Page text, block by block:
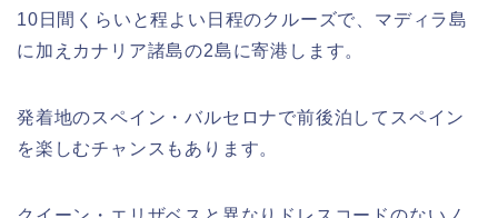
10日間くらいと程よい日程のクルーズで、マディラ島
に加えカナリア諸島の2島に寄港します。
発着地のスペイン・バルセロナで前後泊してスペイン
を楽しむチャンスもあります。